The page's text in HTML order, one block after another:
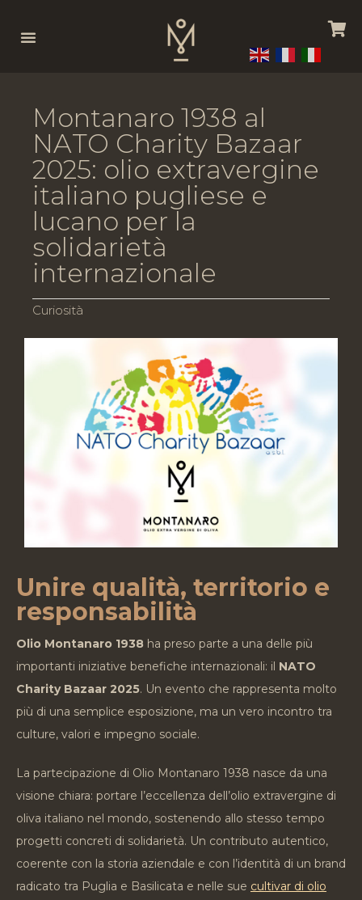
Montanaro 1938 al
NATO Charity Bazaar
2025: olio extravergine
italiano pugliese e
lucano per la
solidarietà
internazionale
Curiosità
Unire qualità, territorio e
responsabilità
Olio Montanaro 1938 ha preso parte a una delle più
importanti iniziative benefiche internazionali: il NATO
Charity Bazaar 2025. Un evento che rappresenta molto
più di una semplice esposizione, ma un vero incontro tra
culture, valori e impegno sociale.
La partecipazione di Olio Montanaro 1938 nasce da una
visione chiara: portare l’eccellenza dell’olio extravergine di
oliva italiano nel mondo, sostenendo allo stesso tempo
progetti concreti di solidarietà. Un contributo autentico,
coerente con la storia aziendale e con l’identità di un brand
radicato tra Puglia e Basilicata e nelle sue cultivar di olio